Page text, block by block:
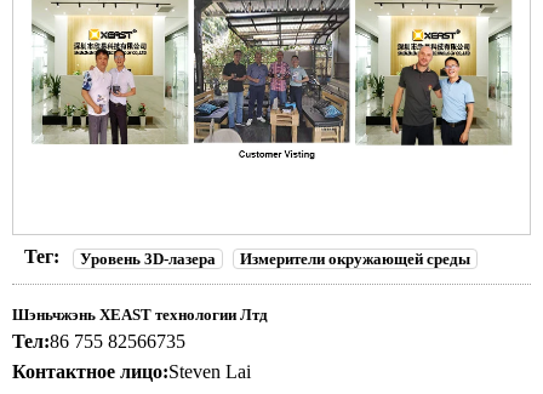
Тег: Уровень 3D-лазера Измерители окружающей среды
Шэньчжэнь XEAST технологии Лтд
Тел:86 755 82566735
Контактное лицо:Steven Lai